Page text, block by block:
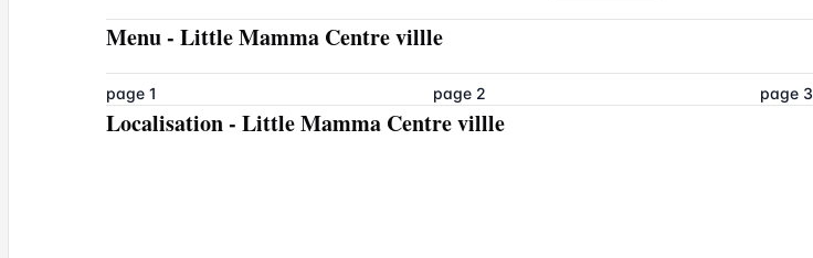
Menu- Little Mamma Centre villle
page 1 page 2 page 3
Localisation- Little Mamma Centre villle